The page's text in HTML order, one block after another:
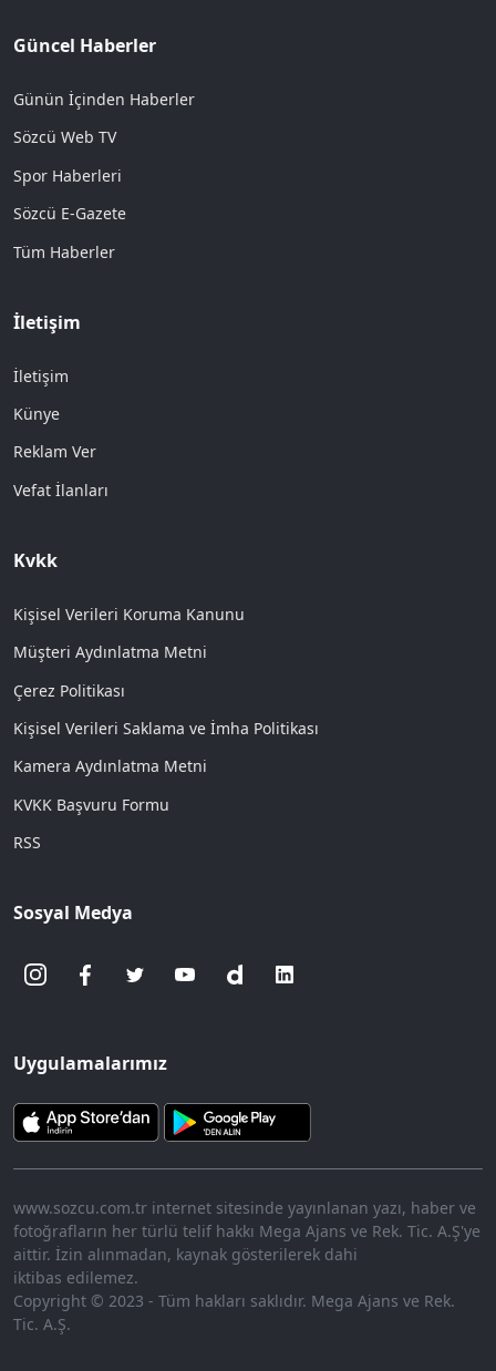
Güncel Haberler
Günün İçinden Haberler
Sözcü Web TV
Spor Haberleri
Sözcü E-Gazete
Tüm Haberler
İletişim
İletişim
Künye
Reklam Ver
Vefat İlanları
Kvkk
Kişisel Verileri Koruma Kanunu
Müşteri Aydınlatma Metni
Çerez Politikası
Kişisel Verileri Saklama ve İmha Politikası
Kamera Aydınlatma Metni
KVKK Başvuru Formu
RSS
Sosyal Medya
Uygulamalarımız
www.sozcu.com.tr internet sitesinde yayınlanan yazı, haber ve
fotoğrafların her türlü telif hakkı Mega Ajans ve Rek. Tic. A.Ş'ye
aittir. İzin alınmadan, kaynak gösterilerek dahi
iktibas edilemez.
Copyright © 2023 - Tüm hakları saklıdır. Mega Ajans ve Rek.
Tic. A.Ş.